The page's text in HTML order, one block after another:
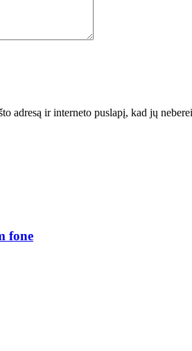
adresą ir interneto puslapį, kad jų
fone